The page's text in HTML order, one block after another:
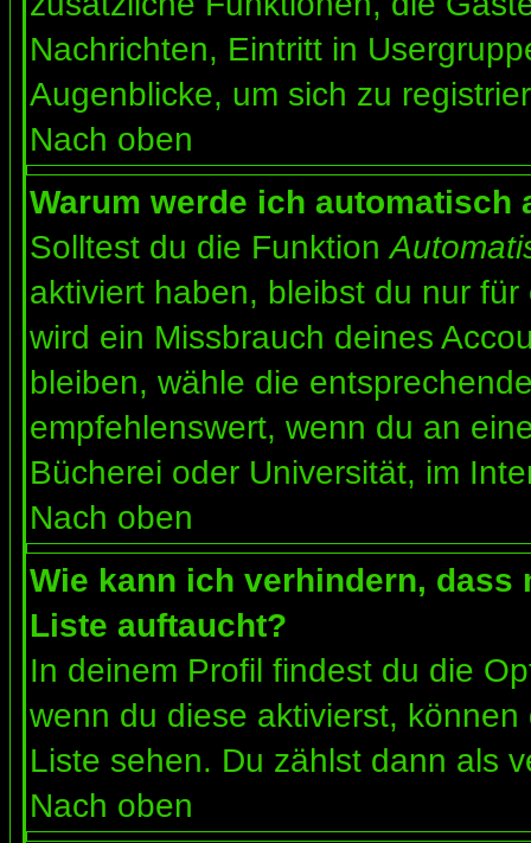
Nachrichten, Eintritt in
Augenblicke, um sich zu
Nach oben
Warum werde ich automatisch
Solltest du die Funktion
aktiviert haben, bleibst du nur
wird ein Missbrauch deines
bleiben, wähle die
empfehlenswert, wenn du an
Bücherei oder Universität, im
Nach oben
Wie kann ich verhindern, dass
Liste auftaucht?
In deinem Profil findest du die
wenn du diese aktivierst,
Liste sehen. Du zählst dann als
Nach oben